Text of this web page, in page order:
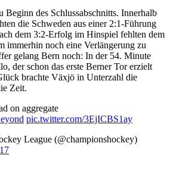
Beginn des Schlussabschnitts. Innerhalb
die Schweden aus einer 2:1-Führung
dem 3:2-Erfolg im Hinspiel fehlten dem
immerhin noch eine Verlängerung zu
gelang Bern noch: In der 54. Minute
der schon das erste Berner Tor erzielt
brachte Växjö in Unterzahl die
Zeit.
on aggregate
pic.twitter.com/3EjICBS1ay
League (@championshockey)